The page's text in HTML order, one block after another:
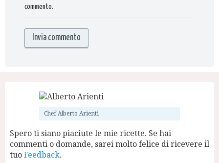
commento.
Chef Alberto Arienti
Spero ti siano piaciute le mie ricette. Se hai
commenti o domande, sarei molto felice di ricevere il
tuo Feedback.